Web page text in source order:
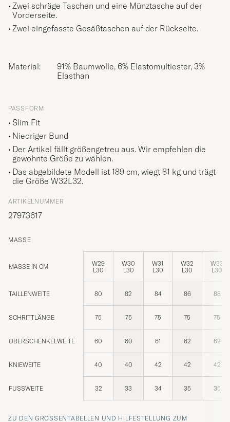
Zwei schräge Taschen und eine Münztasche auf der
Vorderseite.
Zwei eingefasste Gesäßtaschen auf der Rückseite.
Material:
91% Baumwolle, 6% Elastomultiester, 3%
Elasthan
PASSFORM
Slim Fit
Niedriger Bund
Der Artikel fällt größengetreu aus. Wir empfehlen die
gewohnte Größe zu wählen.
Das abgebildete Modell ist 189 cm, wiegt 81 kg und trägt
die Größe W32L32.
ARTIKELNUMMER
27973617
MASSE
MASSE IN CM
W29
L30
W30
L30
W31
L30
W32
L30
W33
L30
TAILLENWEITE 80 82 84 86 88
SCHRITTLÄNGE 75 75 75 75 75
OBERSCHENKELWEITE 60 60 61 62 62
KNIEWEITE 40 40 42 42 42
FUSSWEITE 32 33 34 35 35
ZU DEN GRÖSSENTABELLEN UND HILFESTELLUNG ZUM R